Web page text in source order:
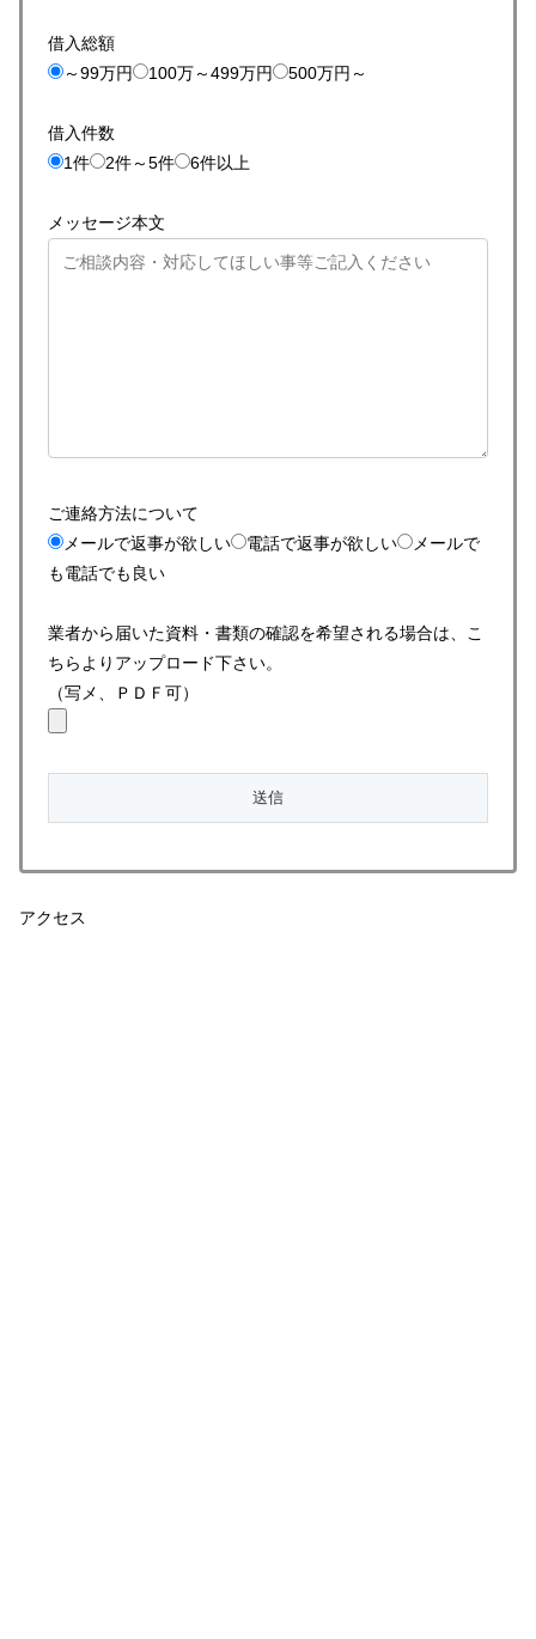
借入総額
～99万円
100万～499万円 500万円～
借入件数
1件
2件～5件 6件以上
メッセージ本文
ご連絡方法について
メールで返事が欲しい
電話で返事が欲しい
メールで
も電話でも良い
業者から届いた資料・書類の確認を希望される場合は、こ
ちらよりアップロード下さい。
（写メ、ＰＤＦ可）
アクセス